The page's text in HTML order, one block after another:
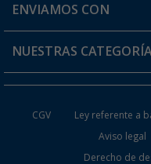
Tarjeta Berger Digital
Información de envío
¿Dónde está mi pedido?
ENVIAMOS CON
NUESTRAS
CGV Ley referente a
Aviso legal
Derecho de